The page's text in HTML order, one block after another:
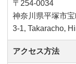
〒254-0034
神奈川県平塚市宝
3-1, Takaracho,
アクセス方法